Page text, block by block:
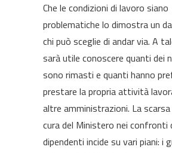
Che le condizioni di lavoro siano
problematiche lo dimostra un
chi può sceglie di andar via. A
sarà utile conoscere quanti dei
sono rimasti e quanti hanno
prestare la propria attività
altre amministrazioni. La
cura del Ministero nei confronti
dipendenti incide su vari piani: i